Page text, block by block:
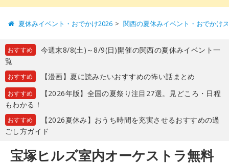
夏休みイベント・おでかけ2026 関西の夏休みイベント・おでかけ
おすすめ
今週末8/8(土)～8/9(日)開催の関西の夏休みイベント一
覧
おすすめ 【漫画】夏に読みたいおすすめの怖い話まとめ
おすすめ
【2026年版】全国の夏祭り注目27選。見どころ・日程
もわかる！
おすすめ
【2026夏休み】おうち時間を充実させるおすすめの過
ごし方ガイド
宝塚ヒルズ室内オーケストラ無料